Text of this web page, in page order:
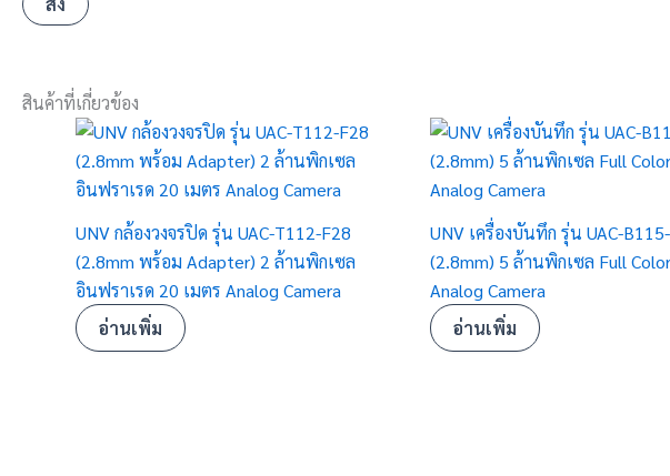
สินค้าที่เกี่ยวข้อง
UNV กล้องวงจรปิด รุ่น UAC-T112-F28
(2.8mm พร้อม Adapter) 2 ล้านพิกเซล
อินฟราเรด 20 เมตร Analog Camera
อ่านเพิ่ม
UNV เครื่องบันทึก รุ่น UAC-
(2.8mm) 5 ล้านพิกเซล Full
Analog Camera
อ่านเพิ่ม